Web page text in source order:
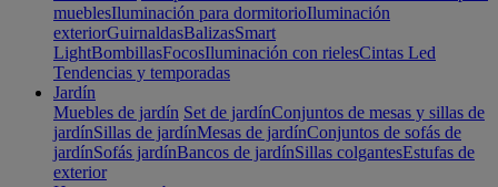
mueblesIluminación para dormitorioIluminación
exteriorGuirnaldasBalizasSmart
LightBombillasFocosIluminación con rielesCintas Led
Tendencias y temporadas
Jardín
Muebles de jardín Set de jardínConjuntos de mesas y sillas de
jardínSillas de jardínMesas de jardínConjuntos de sofás de
jardínSofás jardínBancos de jardínSillas colgantesEstufas de
exterior